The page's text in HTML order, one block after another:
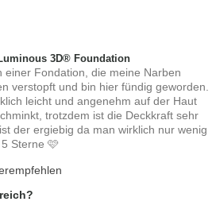
3D® Foundation
einer Fondation, die meine Narben
verstopft und bin hier fündig geworden.
leicht und angenehm auf der Haut
trotzdem ist die Deckkraft sehr
der ergiebig da man wirklich nur wenig
Sterne 🩷